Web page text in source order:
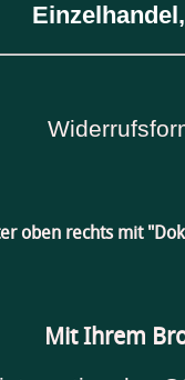
oben rechts mit
Mit Ihrem